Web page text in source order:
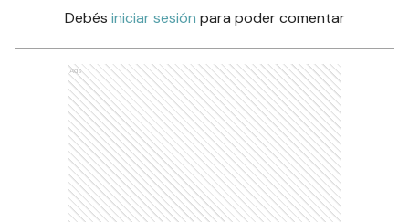
Debés iniciar sesión para poder comentar
Ads